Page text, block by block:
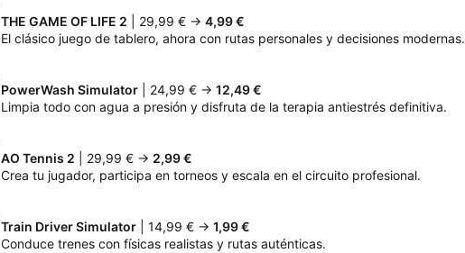
THE GAME OF LIFE 2 | 29,99 € → 4,99 €
El clásico juego de tablero, ahora con rutas personales y decisiones modernas.
PowerWash Simulator | 24,99 € → 12,49 €
Limpia todo con agua a presión y disfruta de la terapia antiestrés definitiva.
AO Tennis 2 | 29,99 € → 2,99 €
Crea tu jugador, participa en torneos y escala en el circuito profesional.
Train Driver Simulator | 14,99 € → 1,99 €
Conduce trenes con físicas realistas y rutas auténticas.